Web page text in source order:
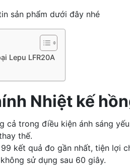
sản phẩm dưới đây nhé
Lepu LFR20A
Nhiệt kế
cả trong điều kiện ánh sáng
thế.
kết quả đo gần nhất, tiện lợi
sử dụng sau 60 giây.